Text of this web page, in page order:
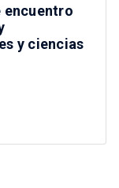
encuentro
y ciencias